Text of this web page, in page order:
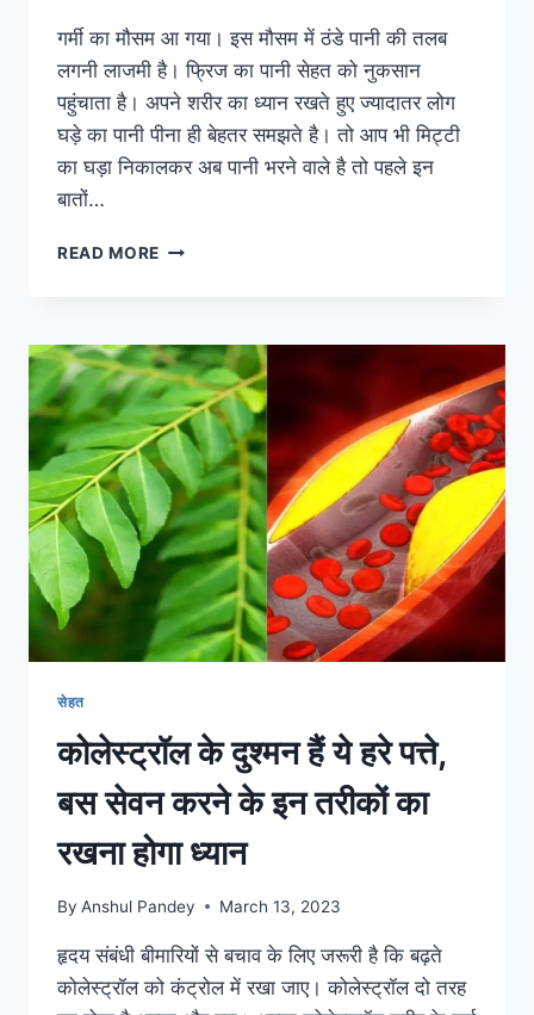
गर्मी का मौसम आ गया। इस मौसम में ठंडे पानी की तलब
लगनी लाजमी है। फ्रिज का पानी सेहत को नुकसान
पहुंचाता है। अपने शरीर का ध्यान रखते हुए ज्यादातर लोग
घड़े का पानी पीना ही बेहतर समझते है। तो आप भी मिट्टी
का घड़ा निकालकर अब पानी भरने वाले है तो पहले इन
बातों…
READ MORE मटके
से
पहले
कर
लें
ये
जरूरी
काम,
नहीं
तो
पड़ेगा
पछताना
सेहत
कोलेस्ट्रॉल के दुश्मन हैं ये हरे पत्ते,
बस सेवन करने के इन तरीकों का
रखना होगा ध्यान
By Anshul Pandey March 13, 2023
हृदय संबंधी बीमारियों से बचाव के लिए जरूरी है कि बढ़ते
कोलेस्ट्रॉल को कंट्रोल में रखा जाए। कोलेस्ट्रॉल दो तरह